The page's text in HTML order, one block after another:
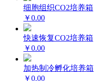
细胞组织CO2培养箱
￥0.00
快速恢复CO2培养箱
￥0.00
加热制冷孵化培养箱
￥0.00